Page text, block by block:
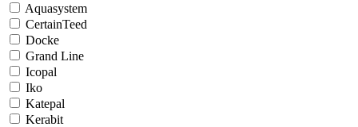
Aquasystem
CertainTeed
Docke
Grand Line
Icopal
Iko
Katepal
Kerabit